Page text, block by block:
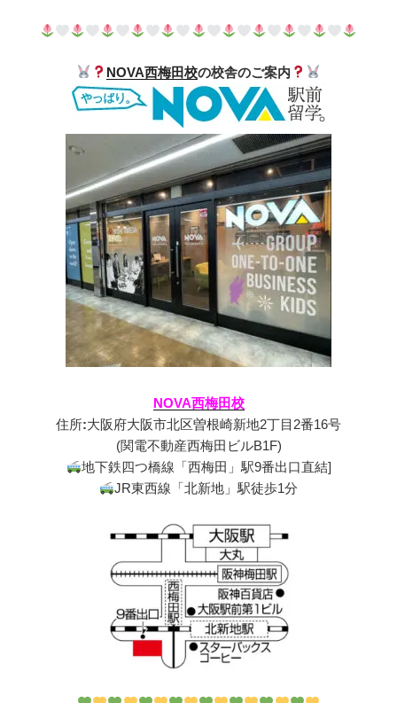
NOVA西梅田校の校舎のご案内
NOVA西梅田校
住所:大阪府大阪市北区曽根崎新地2丁目2番16号
(関電不動産西梅田ビルB1F)
地下鉄四つ橋線「西梅田」駅9番出口直結]
JR東西線「北新地」駅徒歩1分